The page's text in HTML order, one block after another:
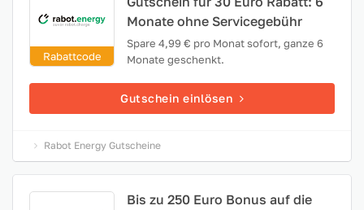
Rabattcode
Monate ohne Servicegebühr
Spare 4,99 € pro Monat sofort, ganze 6
Monate geschenkt.
Gutschein einlösen
Rabot Energy Gutscheine
Bis zu 250 Euro Bonus auf die